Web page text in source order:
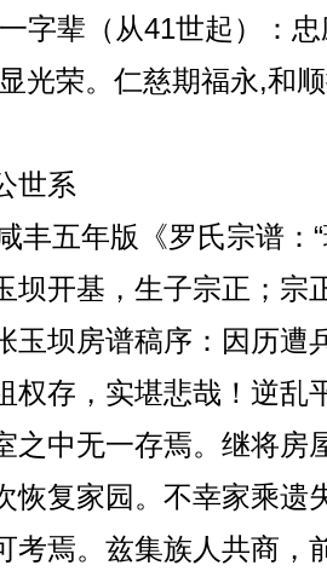
字辈（从41世起）：
光荣。仁慈期福永,和
世系
五年版《罗氏宗谱：
坝开基，生子宗正；宗
玉坝房谱稿序：因历遭
权存，实堪悲哉！逆乱
之中无一存焉。继将房
恢复家园。不幸家乘遗
考焉。兹集族人共商，